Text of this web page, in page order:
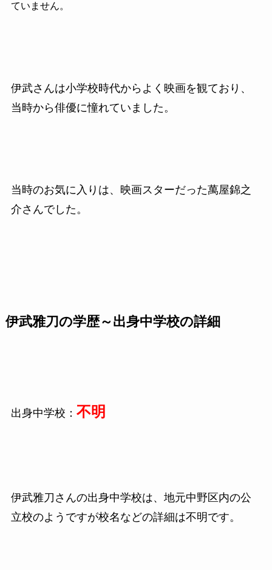
ていません。
伊武さんは小学校時代からよく映画を観ており、
当時から俳優に憧れていました。
当時のお気に入りは、映画スターだった萬屋錦之
介さんでした。
伊武雅刀の学歴～出身中学校の詳細
出身中学校： 不明
伊武雅刀さんの出身中学校は、地元中野区内の公
立校のようですが校名などの詳細は不明です。